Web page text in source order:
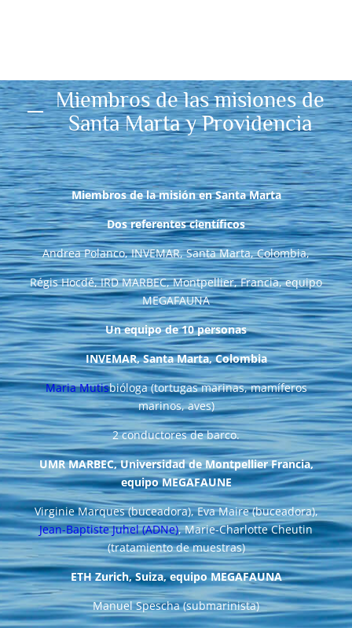
Miembros de las misiones de
Santa Marta y Providencia
Miembros de la misión en Santa Marta
Dos referentes científicos
Andrea Polanco, INVEMAR, Santa Marta, Colombia,
Régis Hocdé, IRD MARBEC, Montpellier, Francia, equipo
MEGAFAUNA
Un equipo de 10 personas
INVEMAR, Santa Marta, Colombia
Maria Mutisbióloga (tortugas marinas, mamíferos
marinos, aves)
2 conductores de barco.
UMR MARBEC, Universidad de Montpellier Francia,
equipo MEGAFAUNE
Virginie Marques (buceadora), Eva Maire (buceadora),
Jean-Baptiste Juhel (ADNe), Marie-Charlotte Cheutin
(tratamiento de muestras)
ETH Zurich, Suiza, equipo MEGAFAUNA
Manuel Spescha (submarinista)